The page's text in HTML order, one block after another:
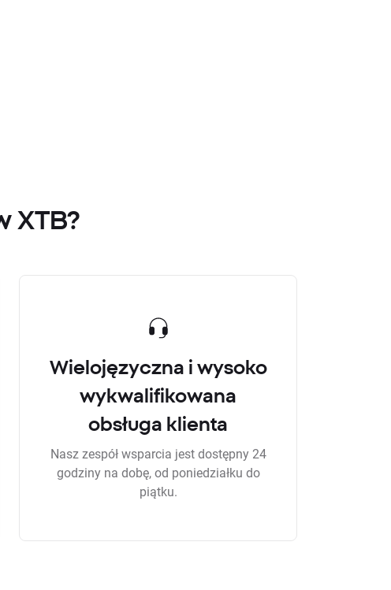
XTB?
Wielojęzyczna i wysoko
wykwalifikowana
obsługa klienta
Nasz zespół wsparcia jest dostępny 24
godziny na dobę, od poniedziałku do
piątku.